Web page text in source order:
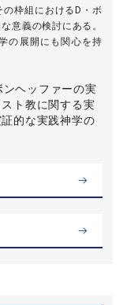
枠組におけるD・ボ
意義の検討にある。
の展開にも関心を持
ヘッファーの実
ト教に関する実
的な実践神学の